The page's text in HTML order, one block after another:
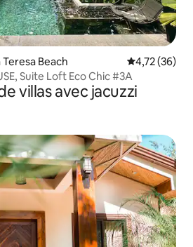
Beach Évaluation
4,72 (36)
Suite Loft Eco Chic #3A
villas avec jacuzzi